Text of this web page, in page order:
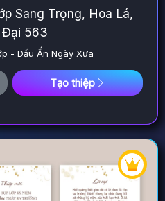
Sang Trọng, Hoa Lá,
Đại 563
- Dấu Ấn Ngày Xưa
Tạo thiệp